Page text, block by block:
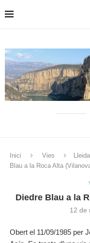
Inici Vies Lleida
Blau a la Roca Alta
Diedre Blau a la
12 de
Obert el 11/09/1985 per